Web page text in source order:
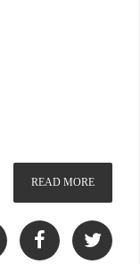
READ MORE